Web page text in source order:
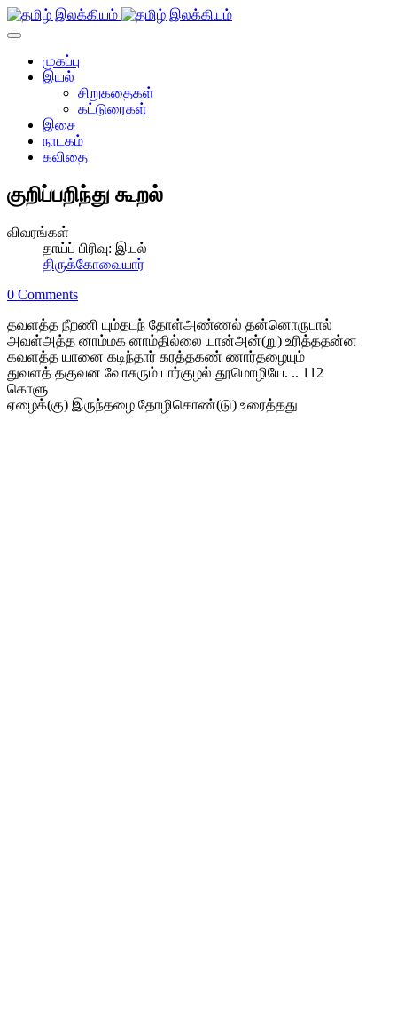
முகப்பு
இயல்
சிறுகதைகள்
கட்டுரைகள்
இசை
நாடகம்
கவிதை
குறிப்பறிந்து கூறல்
விவரங்கள்
தாய்ப் பிரிவு: இயல்
திருக்கோவையார்
0 Comments
தவளத்த நீறணி யும்தடந் தோள்அண்ணல் தன்னொருபால்
அவள்அத்த னாம்மக னாம்தில்லை யான்அன்(று) உரித்ததன்ன
கவளத்த யானை கடிந்தார் கரத்தகண் ணார்தழையும்
துவளத் தகுவன வோசுரும் பார்குழல் தூமொழியே. .. 112
கொளு
ஏழைக்(கு) இருந்தழை தோழிகொண்(டு) உரைத்தது